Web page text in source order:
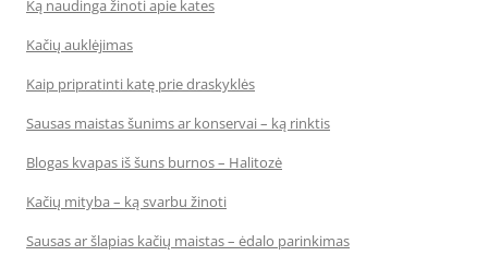
Ką naudinga žinoti apie kates
Kačių auklėjimas
Kaip pripratinti katę prie draskyklės
Sausas maistas šunims ar konservai – ką rinktis
Blogas kvapas iš šuns burnos – Halitozė
Kačių mityba – ką svarbu žinoti
Sausas ar šlapias kačių maistas – ėdalo parinkimas